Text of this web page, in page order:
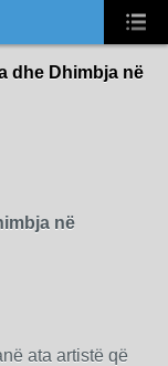
dhe Dhimbja në
në
ata artistë që